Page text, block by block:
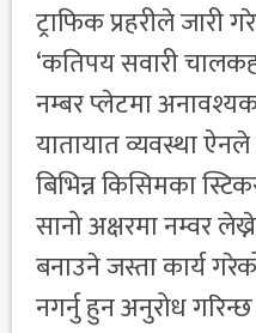
ट्राफिक प्रहरीले जारी
‘कतिपय सवारी
नम्बर प्लेटमा
यातायात व्यवस्था
बिभिन्न किसिमका
सानो अक्षरमा नम्वर
बनाउने जस्ता कार्य
नगर्नु हुन अनुरोध गरिन्छ